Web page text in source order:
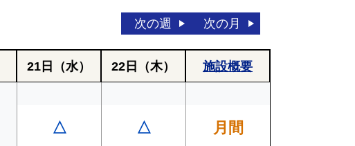
21日 （水） 22日 （木） 施設概要
△ △ 月間
次の週 次の月